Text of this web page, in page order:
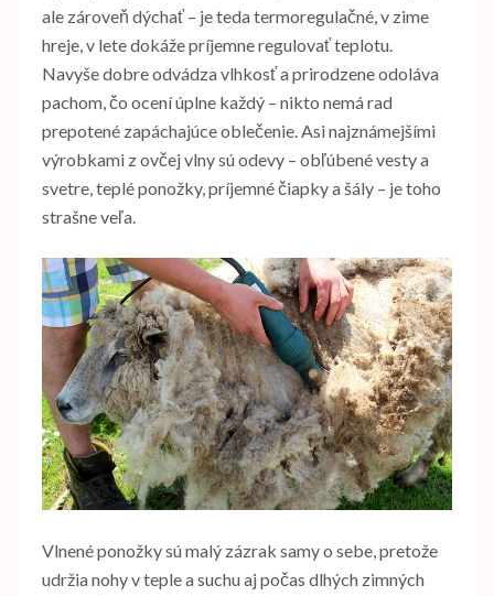
ale zároveň dýchať – je teda termoregulačné, v zime
hreje, v lete dokáže príjemne regulovať teplotu.
Navyše dobre odvádza vlhkosť a prirodzene odoláva
pachom, čo ocení úplne každý – nikto nemá rad
prepotené zapáchajúce oblečenie. Asi najznámejšími
výrobkami z ovčej vlny sú odevy – obľúbené vesty a
svetre, teplé ponožky, príjemné čiapky a šály – je toho
strašne veľa.
Vlnené ponožky sú malý zázrak samy o sebe, pretože
udržia nohy v teple a suchu aj počas dlhých zimných